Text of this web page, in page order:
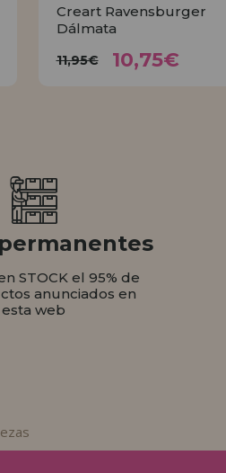
Creart Ravensburger
Dálmata
11,95€ 10,75€
STOCK el 95% de
anunciados en
esta web